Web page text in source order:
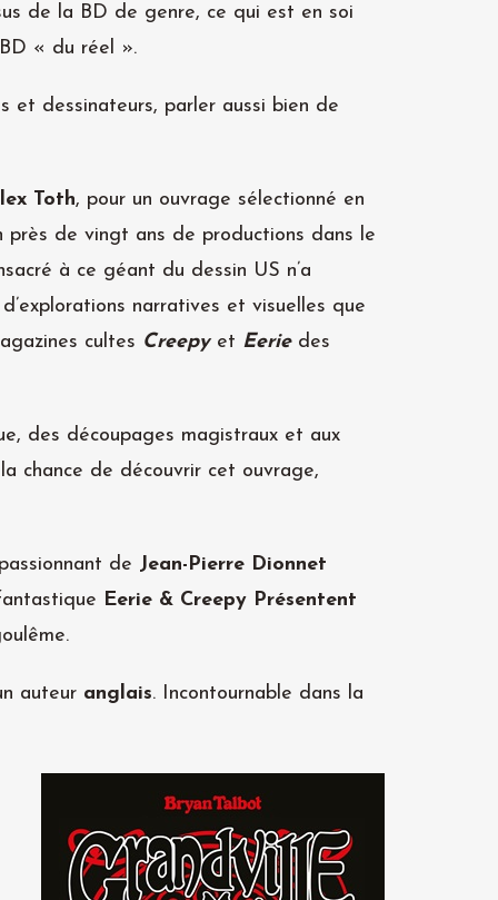
de la BD de genre, ce qui est en soi
« du réel ».
dessinateurs, parler aussi bien de
Toth, pour un ouvrage sélectionné en
de vingt ans de productions dans le
à ce géant du dessin US n’a
narratives et visuelles que
cultes Creepy et Eerie des
des découpages magistraux et aux
chance de découvrir cet ouvrage,
de Jean-Pierre Dionnet
Eerie & Creepy Présentent
auteur anglais. Incontournable dans la